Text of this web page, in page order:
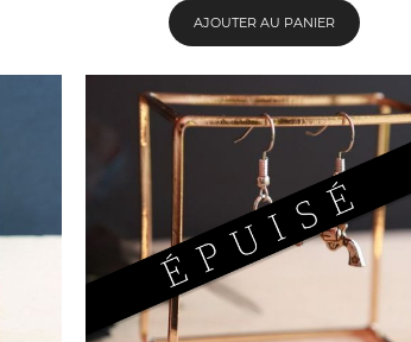
AJOUTER AU PANIER